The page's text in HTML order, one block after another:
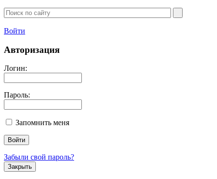
Войти
Авторизация
Логин:
Пароль:
Запомнить меня
Забыли свой пароль?
Закрыть